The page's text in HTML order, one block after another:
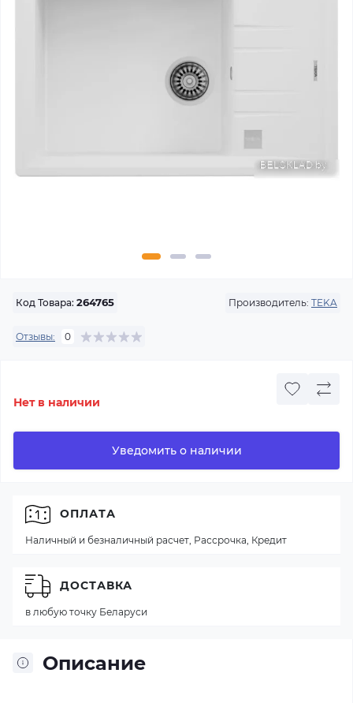
Код Товара: 264765 Производитель: TEKA
Отзывы: 0
Нет в наличии
Уведомить о наличии
Описание
ОПЛАТА
Наличный и безналичный расчет, Рассрочка, Кредит
ДОСТАВКА
в любую точку Беларуси